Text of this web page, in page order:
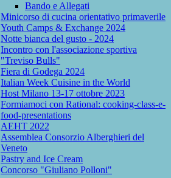
Bando e Allegati
Minicorso di cucina orientativo primaverile
Youth Camps & Exchange 2024
Notte bianca del gusto - 2024
Incontro con l'associazione sportiva
"Treviso Bulls"
Fiera di Godega 2024
Italian Week Cuisine in the World
Host Milano 13-17 ottobre 2023
Formiamoci con Rational: cooking-class-e-
food-presentations
AEHT 2022
Assemblea Consorzio Alberghieri del
Veneto
Pastry and Ice Cream
Concorso "Giuliano Polloni"